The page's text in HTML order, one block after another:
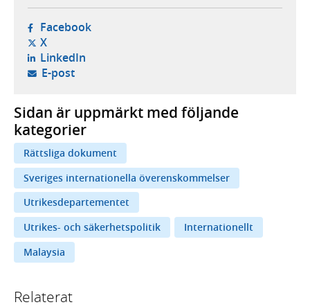
Facebook- öppnas i ny flik, extern webbplats,
X- öppnas i ny flik, extern webbplats,
LinkedIn- öppnas i ny flik, extern webbplats,
E-post- öppnar din e-postklient,
Sidan är uppmärkt med följande
kategorier
Rättsliga dokument
Sveriges internationella överenskommelser
Utrikesdepartementet
Utrikes- och säkerhetspolitik
Internationellt
Malaysia
Relaterat